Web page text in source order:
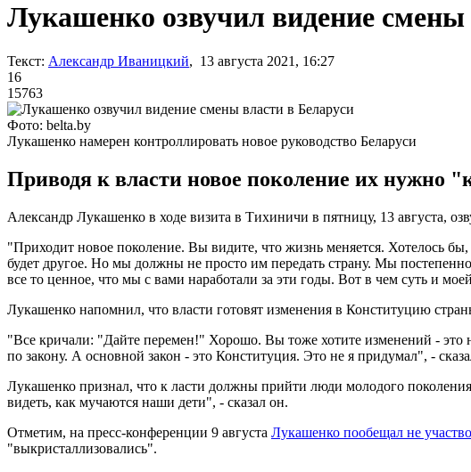
Лукашенко озвучил видение смены
Текст: Александр Иваницкий, 13 августа 2021, 16:27
16
15763
Фото: belta.by
Лукашенко намерен контроллировать новое руководство Беларуси
Приводя к власти новое поколение их нужно
Александр Лукашенко в ходе визита в Тихиничи в пятницу, 13 августа,
"Приходит новое поколение. Вы видите, что жизнь меняется. Хотелось
будет другое. Но мы должны не просто им передать страну. Мы
все то ценное, что мы с вами наработали за эти годы. Вот в чем суть и
Лукашенко напомнил, что власти готовят изменения в Конституцию
"Все кричали: "Дайте перемен!" Хорошо. Вы тоже хотите изменений - это
по закону. А основной закон - это Конституция. Это не я придумал", -
Лукашенко признал, что к ласти должны прийти люди молодого
видеть, как мучаются наши дети", - сказал он.
Отметим, на пресс-конференции 9 августа Лукашенко пообещал не
"выкристаллизовались".